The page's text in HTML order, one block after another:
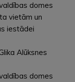
domes
vietām un
iestādei
Alūksnes
domes